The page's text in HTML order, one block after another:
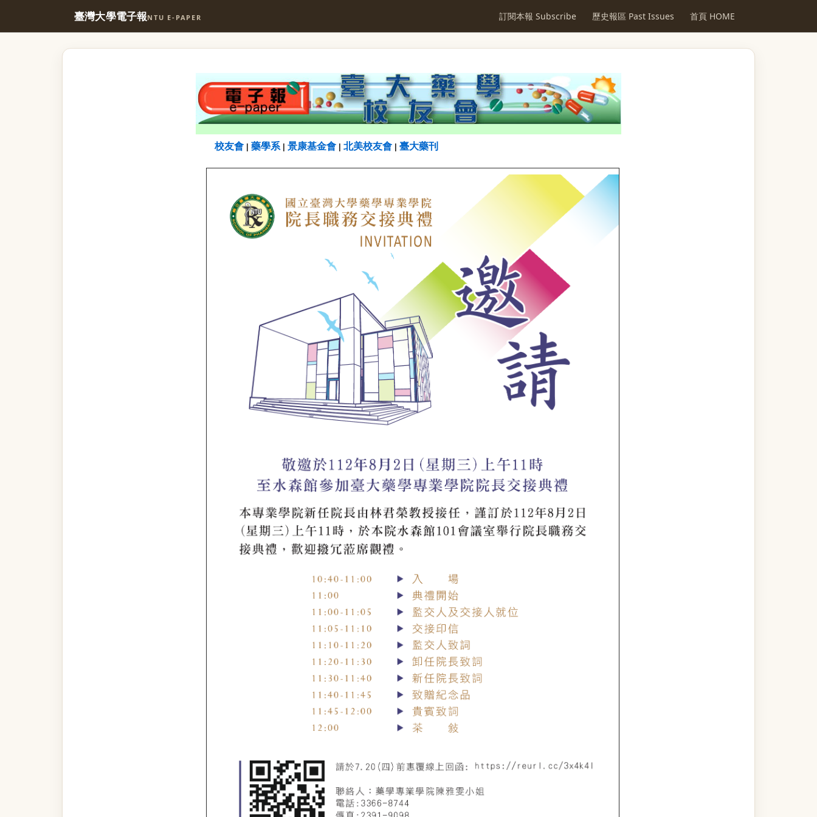
臺灣大學電子報NTU E-PAPER 訂閱本報 Subscribe 歷史報區 Past Issues 首頁 HOME
校友會 藥學系| 景康基金會 北美校友會 臺大藥刊